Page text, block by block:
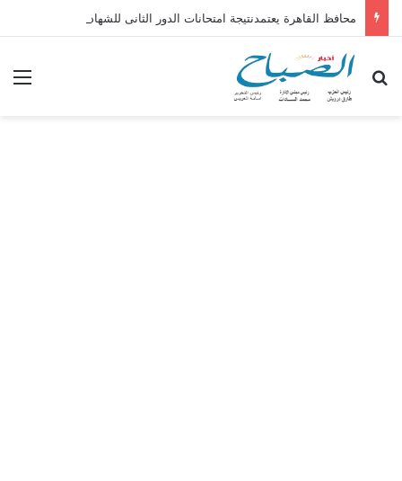
بحث عن